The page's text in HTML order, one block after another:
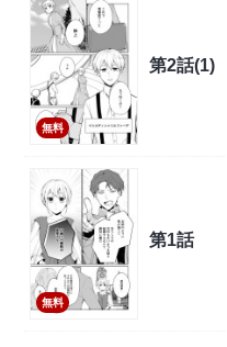
無料
第2話(1)
無料
第1話